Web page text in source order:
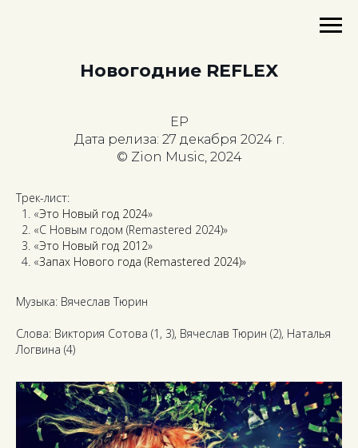
Новогодние REFLEX
EP
Дата релиза: 27 декабря 2024 г.
© Zion Music, 2024
Трек-лист:
«Это Новый год 2024»
«С Новым годом (Remastered 2024)»
«Это Новый год 2012»
«Запах Нового года (Remastered 2024)»
Музыка: Вячеслав Тюрин
Слова: Виктория Сотова (1, 3), Вячеслав Тюрин (2), Наталья
Логвина (4)